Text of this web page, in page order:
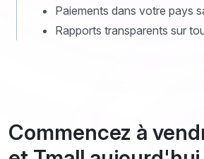
Paiements dans votre pays
Rapports transparents sur
Commencez à